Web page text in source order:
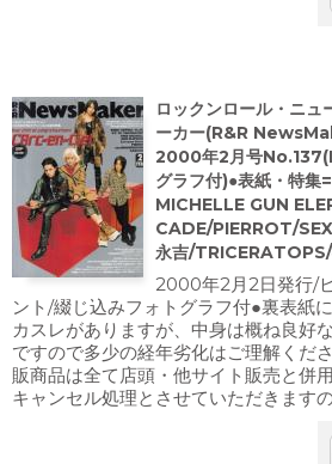
ロックンロール・ニュ
ーカー(R&R
2000年2月号
グラフ付)●表紙・特
MICHELLE GUN
CADE/PIERROT/
永吉/
2000年2月2日発行/
ント/綴じ込みフォトグラフ付●裏表紙
カスレがありますが、中身は概ね良好
ですので多少の経年劣化はご理解くだ
販商品は全て店頭・他サイト販売と併
キャンセル処理とさせていただきます